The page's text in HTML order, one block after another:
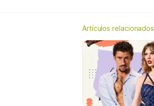
Artículos relacionados